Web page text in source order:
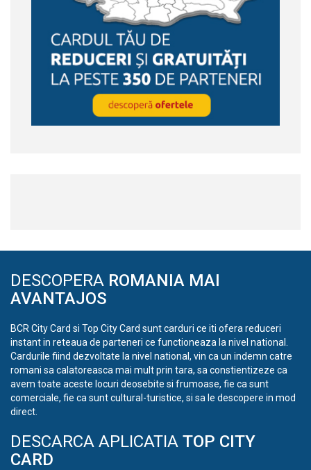
DESCOPERA ROMANIA MAI
AVANTAJOS
BCR City Card si Top City Card sunt carduri ce iti ofera reduceri
instant in reteaua de parteneri ce functioneaza la nivel national.
Cardurile fiind dezvoltate la nivel national, vin ca un indemn catre
romani sa calatoreasca mai mult prin tara, sa constientizeze ca
avem toate aceste locuri deosebite si frumoase, fie ca sunt
comerciale, fie ca sunt cultural-turistice, si sa le descopere in mod
direct.
DESCARCA APLICATIA TOP CITY
CARD